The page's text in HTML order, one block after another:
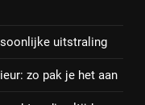
uitstraling
zo pak je het aan